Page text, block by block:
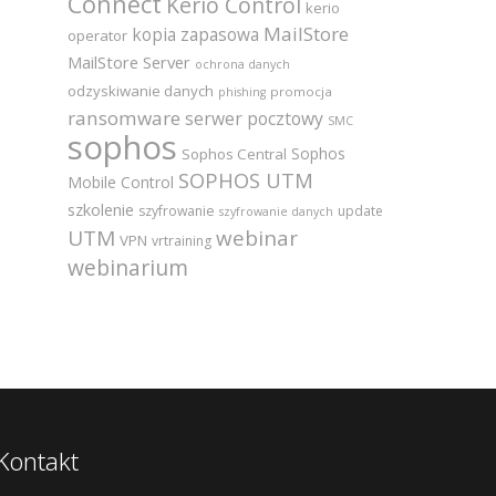
kerio
operator kopia zapasowa MailStore
MailStore Server ochrona danych
odzyskiwanie danych phishing promocja
ransomware serwer pocztowy SMC
sophos Sophos Central Sophos
Mobile Control SOPHOS UTM
szkolenie szyfrowanie szyfrowanie danych update
UTM VPN vrtraining webinar
webinarium